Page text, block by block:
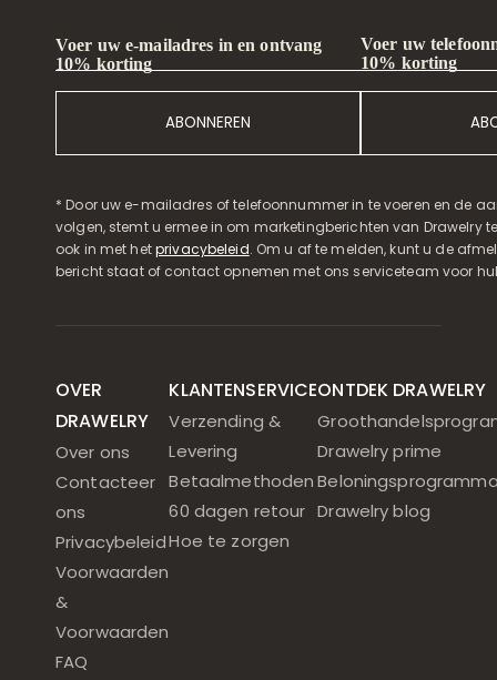
Voer uw e-mailadres in en ontvang
10% korting
ABONNEREN
Voer uw
10% korting
* Door uw e-mailadres of telefoonnummer in te voeren en de
volgen, stemt u ermee in om marketingberichten van Drawelry
ook in met hetprivacybeleid. Om u af te melden, kunt u de
bericht staat of contact opnemen met ons serviceteam voor
OVER
DRAWELRY
Over ons
Contacteer
ons
Privacybeleid
Voorwaarden
&
Voorwaarden
FAQ
KLANTENSERVICE
Verzending &
Levering
Betaalmethoden
60 dagen retour
Hoe te zorgen
ONTDEK DRAWELRY
Drawelry prime
Drawelry blog